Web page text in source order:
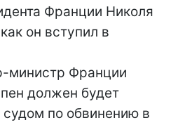
Франции Николя
он вступил в
министр Франции
должен будет
судом по обвинению в